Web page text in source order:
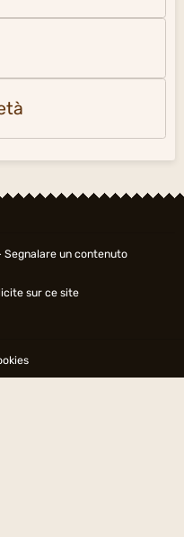
Segnalare un contenuto
sur ce site